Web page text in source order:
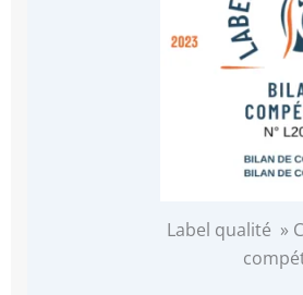
Label qualité »